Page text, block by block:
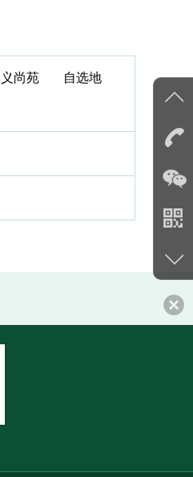
义尚苑 自选地